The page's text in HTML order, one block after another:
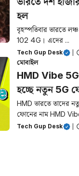
হল
বৃহস্পতিবার ভারতে
102 4G। এদের ...
Tech Gup Desk
মোবাইল
HMD Vibe
হচ্ছে নতুন 5G
HMD ভারতে তাদের
ফোনের নাম HMD
Tech Gup Desk